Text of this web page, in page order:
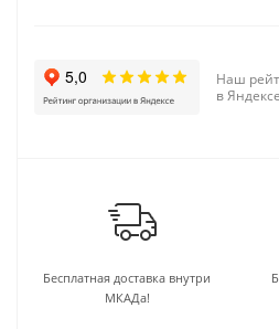
Наш
в Яндексе
Бесплатная доставка внутри
МКАДа!